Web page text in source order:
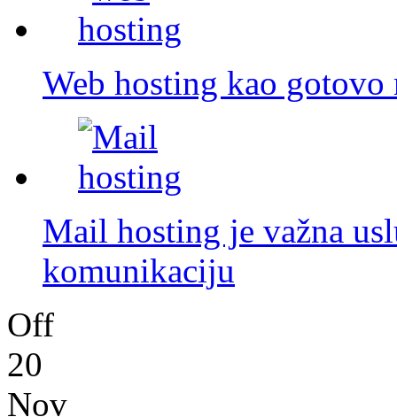
Web hosting kao gotovo
Mail hosting je važna
komunikaciju
Off
20
Nov